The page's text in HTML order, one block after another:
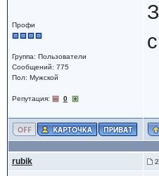
Профи
Группа: Пользователи
Сообщений: 775
Пол: Мужской
Репутация: 0
rubik